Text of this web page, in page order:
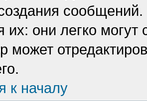
сообщений.
их: они легко
может
к началу